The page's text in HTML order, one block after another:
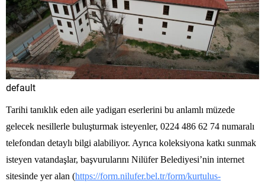
default
Tarihi tanıklık eden aile yadigarı eserlerini bu anlamlı müzede
gelecek nesillerle buluşturmak isteyenler, 0224 486 62 74 numaralı
telefondan detaylı bilgi alabiliyor. Ayrıca koleksiyona katkı sunmak
isteyen vatandaşlar, başvurularını Nilüfer Belediyesi’nin internet
sitesinde yer alan (https://form.nilufer.bel.tr/form/kurtulus-